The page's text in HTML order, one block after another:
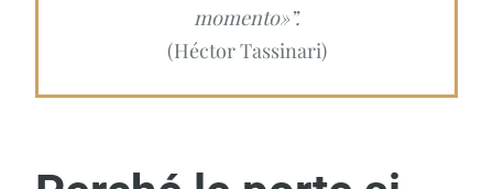
momento»”.
(Héctor Tassinari)